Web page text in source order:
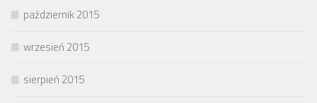
październik 2015
wrzesień 2015
sierpień 2015